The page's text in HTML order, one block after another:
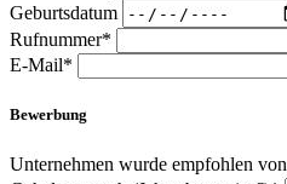
Geburtsdatum
Rufnummer*
E-Mail*
Bewerbung
Unternehmen wurde empfohlen von